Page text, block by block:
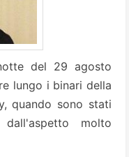
del 29 agosto
lungo i binari della
quando sono stati
molto